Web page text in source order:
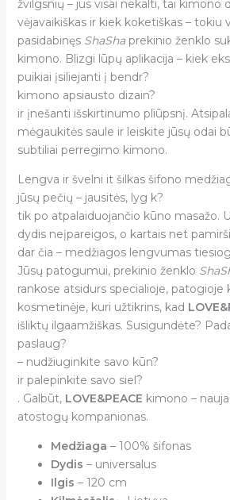
žvilgsnių – jūs visai nekalti, tai kimono
vėjavaikiškas ir kiek koketiškas – tokiu
pasidabinęs ShaShaprekinio ženklo
kimono. Blizgi lūpų aplikacija – kiek
puikiai įsiliejanti į bendr?
kimono apsiausto dizain?
ir įnešanti išskirtinumo pliūpsnį.
mėgaukitės saule ir leiskite jūsų odai
subtiliai perregimo kimono.
Lengva ir švelni it šilkas šifono
jūsų pečių – jausitės, lyg k?
tik po atpalaiduojančio kūno masažo.
dydis neįpareigos, o kartais net
dar čia – medžiagos lengvumas
Jūsų patogumui, prekinio ženklo
rankose atsidurs specialioje, patogioje
kosmetinėje, kuri užtikrins, kad
išliktų ilgaamžiškas. Susigundėte?
paslaug?
– nudžiuginkite savo kūn?
ir palepinkite savo siel?
. Galbūt, LOVE&PEACE kimono –
atostogų kompanionas.
Medžiaga – 100% šifonas
Dydis – universalus
Ilgis – 120 cm